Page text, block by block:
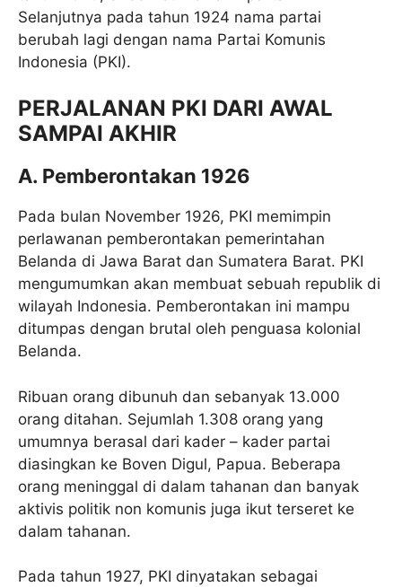
Selanjutnya pada tahun 1924 nama partai
berubah lagi dengan nama Partai Komunis
Indonesia (PKI).
PERJALANAN PKI DARI AWAL
SAMPAI AKHIR
A. Pemberontakan 1926
Pada bulan November 1926, PKI memimpin
perlawanan pemberontakan pemerintahan
Belanda di Jawa Barat dan Sumatera Barat. PKI
mengumumkan akan membuat sebuah republik di
wilayah Indonesia. Pemberontakan ini mampu
ditumpas dengan brutal oleh penguasa kolonial
Belanda.
Ribuan orang dibunuh dan sebanyak 13.000
orang ditahan. Sejumlah 1.308 orang yang
umumnya berasal dari kader – kader partai
diasingkan ke Boven Digul, Papua. Beberapa
orang meninggal di dalam tahanan dan banyak
aktivis politik non komunis juga ikut terseret ke
dalam tahanan.
Pada tahun 1927, PKI dinyatakan sebagai